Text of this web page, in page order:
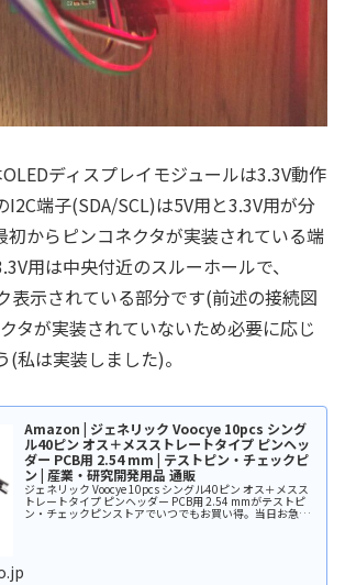
ディスプレイモジュールは3.3V動作
I2C端子(SDA/SCL)は5V用と3.3V用が分
初からピンコネクタが実装されている端
用は中央付近のスルーホールで、
表示されている部分です(前述の接続図
タが実装されていないため必要に応じ
私は実装しました)。
Amazon | ジェネリック Voocye 10pcs シング
ル40ピン オス＋メスストレートタイプ ピンヘッ
ダー PCB用 2.54 mm | テストピン・チェックピ
ン | 産業・研究開発用品 通販
ジェネリック Voocye 10pcs シングル40ピン オス＋メスス
トレートタイプ ピンヘッダー PCB用 2.54 mmがテストピ
ン・チェックピンストアでいつでもお買い得。当日お急ぎ
便対象商品は、当日お届け可能です。アマゾン配送商品